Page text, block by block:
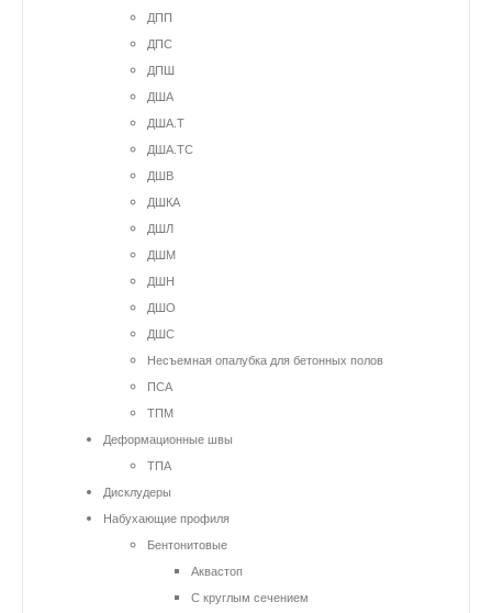
ДПП
ДПС
ДПШ
ДША
ДША.Т
ДША.ТС
ДШВ
ДШКА
ДШЛ
ДШМ
ДШН
ДШО
ДШС
Несъемная опалубка для бетонных полов
ПСА
ТПМ
Деформационные швы
ТПА
Дисклудеры
Набухающие профиля
Бентонитовые
Аквастоп
С круглым сечением